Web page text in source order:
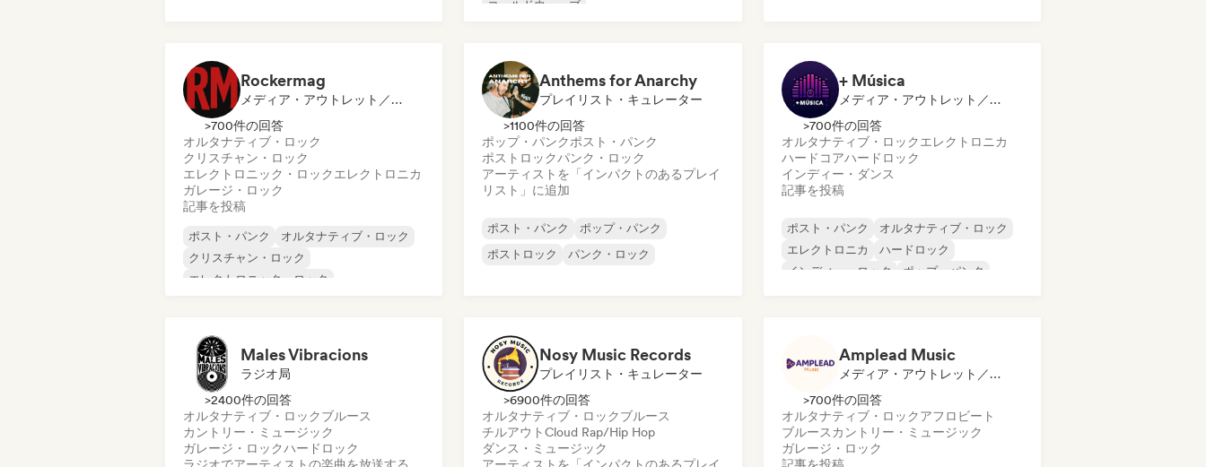
コールドウェーブ
メタル／ヘヴィメタル
Rockermag
メディア・アウトレット／ジャーナリスト
>700件の回答
オルタナティブ・ロック
クリスチャン・ロック
エレクトロニック・ロックエレクトロニカ
ガレージ・ロック
記事を投稿
ポスト・パンク
オルタナティブ・ロック
クリスチャン・ロック
エレクトロニック・ロック
Anthems for Anarchy
プレイリスト・キュレーター
>1100件の回答
ポップ・パンクポスト・パンク
ポストロックパンク・ロック
アーティストを「インパクトのあるプレイ
リスト」に追加
ポスト・パンク
ポップ・パンク
ポストロック
パンク・ロック
+ Música
メディア・アウトレット／ジャーナリスト
>700件の回答
オルタナティブ・ロックエレクトロニカ
ハードコアハードロック
インディー・ダンス
記事を投稿
ポスト・パンク
オルタナティブ・ロック
エレクトロニカ
ハードロック
インディー・ロック
ポップ・パンク
Males Vibracions
ラジオ局
>2400件の回答
オルタナティブ・ロックブルース
カントリー・ミュージック
ガレージ・ロックハードロック
Nosy Music Records
プレイリスト・キュレーター
>6900件の回答
オルタナティブ・ロックブルース
チルアウトCloud Rap/Hip Hop
ダンス・ミュージック
Amplead Music
メディア・アウトレット／ジャーナリスト
>700件の回答
オルタナティブ・ロックアフロビート
ブルース カントリー・ミュージック
ガレージ・ロック